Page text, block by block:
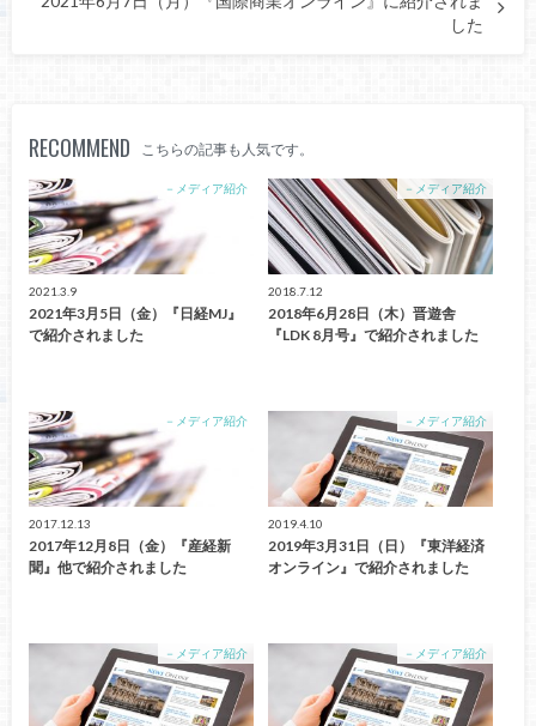
した
RECOMMEND こちらの記事も人気です。
－メディア紹介
2021.3.9
2021年3月5日（金）『日経MJ』
で紹介されました
－メディア紹介
2018.7.12
2018年6月28日（木）晋遊舎
『LDK 8月号』で紹介されました
－メディア紹介
2017.12.13
2017年12月8日（金）『産経新
聞』他で紹介されました
－メディア紹介
2019.4.10
2019年3月31日（日）『東洋経済
オンライン』で紹介されました
－メディア紹介 －メディア紹介